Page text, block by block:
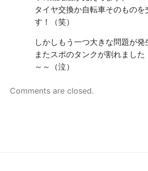
タイヤ交換か自転車そのものを
す！（笑）
しかしもう一つ大きな問題が発
またスポのタンクが割れまし
～～（泣）
Comments are closed.